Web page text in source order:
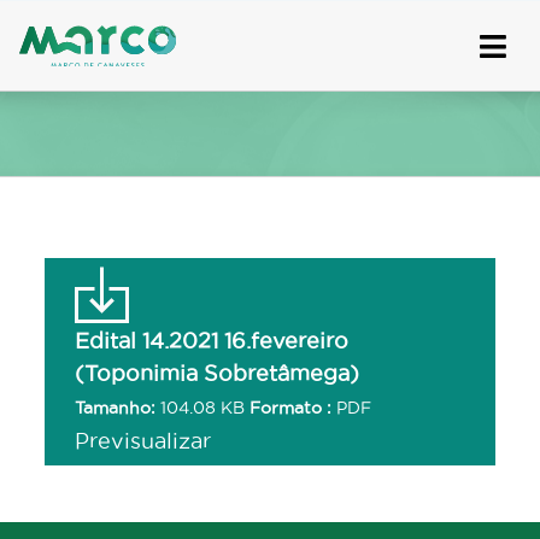
to
Edital 14.2021 16.fevereiro
(Toponimia Sobretâmega)
Tamanho: 104.08 KB Formato : PDF
Previsualizar